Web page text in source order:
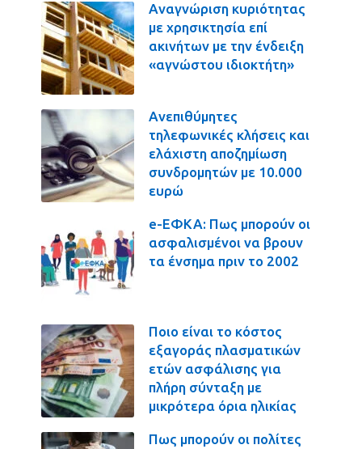
Αναγνώριση κυριότητας
με χρησικτησία επί
ακινήτων με την ένδειξη
«αγνώστου ιδιοκτήτη»
Ανεπιθύμητες
τηλεφωνικές κλήσεις και
ελάχιστη αποζημίωση
συνδρομητών με 10.000
ευρώ
e-ΕΦΚΑ: Πως μπορούν οι
ασφαλισμένοι να βρουν
τα ένσημα πριν το 2002
Ποιο είναι το κόστος
εξαγοράς πλασματικών
ετών ασφάλισης για
πλήρη σύνταξη με
μικρότερα όρια ηλικίας
Πως μπορούν οι πολίτες